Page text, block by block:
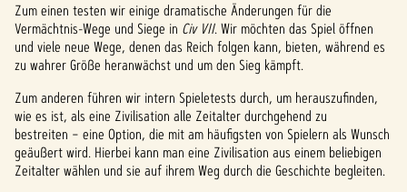
Zum einen testen wir einige dramatische Änderungen für die
Vermächtnis-Wege und Siege in Civ VII. Wir möchten das Spiel öffnen
und viele neue Wege, denen das Reich folgen kann, bieten, während es
zu wahrer Größe heranwächst und um den Sieg kämpft.
Zum anderen führen wir intern Spieletests durch, um herauszufinden,
wie es ist, als eine Zivilisation alle Zeitalter durchgehend zu
bestreiten – eine Option, die mit am häufigsten von Spielern als Wunsch
geäußert wird. Hierbei kann man eine Zivilisation aus einem beliebigen
Zeitalter wählen und sie auf ihrem Weg durch die Geschichte begleiten.